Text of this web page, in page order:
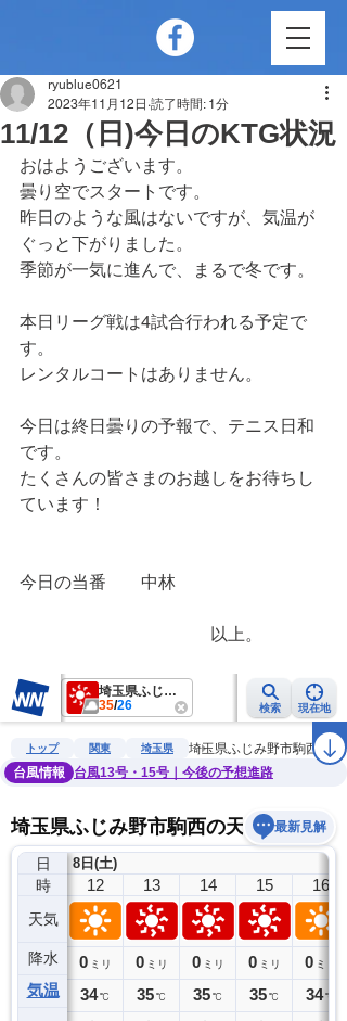
11/12（日)今日のKTG状況
ryublue0621
2023年11月12日 読了時間: 1分
おはようございます。
曇り空でスタートです。
昨日のような風はないですが、気温が
ぐっと下がりました。
季節が一気に進んで、まるで冬です。
本日リーグ戦は4試合行われる予定で
す。
レンタルコートはありません。
今日は終日曇りの予報で、テニス日和
です。
たくさんの皆さまのお越しをお待ちし
ています！
今日の当番　　中林
以上。